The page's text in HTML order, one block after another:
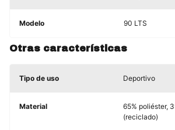
Modelo 90 LTS
Otras características
Tipo de uso Deportivo
Material
65% poliéster,
(reciclado)